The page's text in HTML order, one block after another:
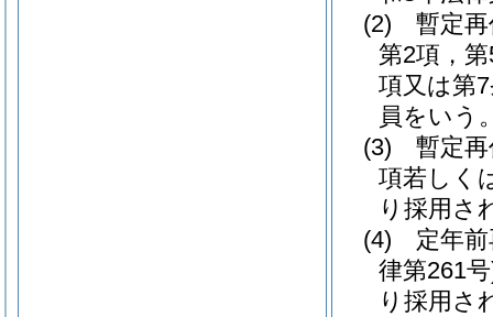
(2)
暫定
第2項，
項又は第
員をいう
(3)
暫定
項若しく
り採用さ
(4)
定年
律第261
り採用さ